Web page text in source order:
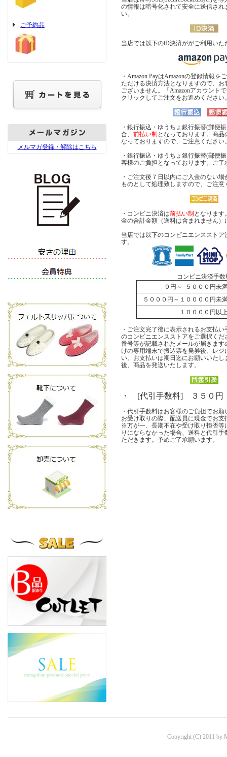
ご予約品
メルマガ登録・解除はこちら
の情報は暗号化されて安全に送信され
い。
当店では以下のiD決済ががご利用いた
・Amazon PayはAmazonの登録情報を
ただける決済方法となりますので、お
ございません。「Amazonアカウント
クリックしてご注文をお進めください
・銀行振込・ゆうちょ銀行振替(郵便
合、 前払い制 となっております。商品
なっておりますので、ご注意ください
・銀行振込・ゆうちょ銀行振替(郵便
客様のご負担となっております。ご了
・ご注文後７日以内にご入金のない
ものとして処理致しますので、ご注意
・コンビニ決済は前払い制 となります
金の合計金額（送料は含まれません）
当店では以下のコンビニエンススト
す。
コンビニ決済手数
０円～ ５０００円
５０００円～１００００円
１００００円
・ご注文完了後に表示されるお支払
のコンビニエンスストアをご選択くだ
番号等が記載されたメールが届きます
けの専用端末で振込票を発券後、レジ
い。お支払いは期日迄にお願いいたし
後、商品を発送いたします。
・ [代引手数料] ３５０円
・代引手数料はお客様のご負担でお
お受け取りの際、配送員に現金でお支
※万が一、長期不在や受け取り拒否等
りにならなかった場合、送料と代引
ただきます。予めご了承願います。
Copyright (C) 2011 by